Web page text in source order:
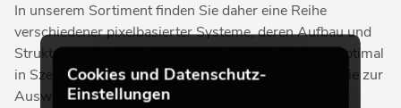
In unserem Sortiment finden Sie daher eine Reihe
verschiedener pixelbasierter Systeme, deren Aufbau und
Struktur Sie dabei unterstützen, Ihr nächstes Event optimal
in Szene zu setzen. Folgende Kategorien stehen für Sie zur
Auswahl bereit:
Cookies und Datenschutz-
Einstellungen